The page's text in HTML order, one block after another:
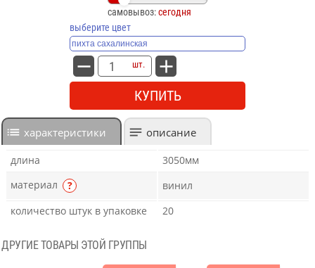
самовывоз:сегодня
выберите цвет
шт.
КУПИТЬ
характеристики описание
длина
3050мм
материал
?
винил
количество штук в упаковке
20
ДРУГИЕ ТОВАРЫ ЭТОЙ ГРУППЫ